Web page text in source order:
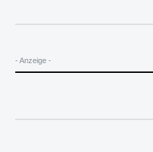
- Anzeige -